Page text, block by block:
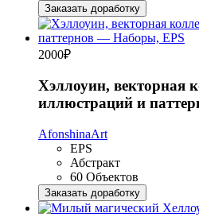
Заказать доработку
2000₽
Хэллоуин, векторная
иллюстраций и
AfonshinaArt
EPS
Абстракт
60 Объектов
Заказать доработку